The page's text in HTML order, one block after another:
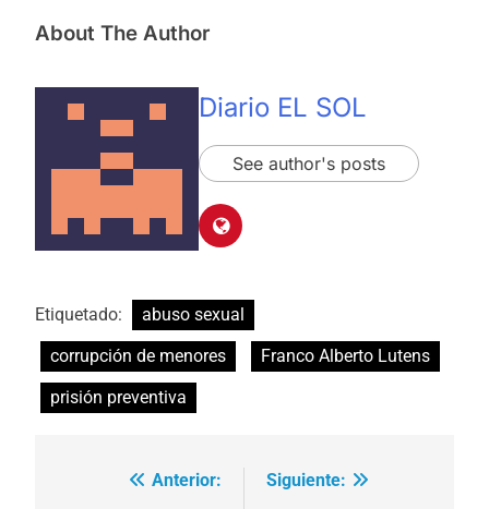
About The Author
Diario EL SOL
See author's posts
Etiquetado:
abuso sexual
corrupción de menores
Franco Alberto Lutens
prisión preventiva
Navegación
Anterior:
Siguiente: